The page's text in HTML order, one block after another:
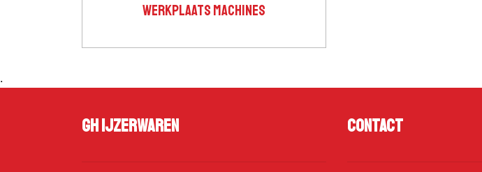
WERKPLAATS MACHINES
.
GH Ijzerwaren Contact